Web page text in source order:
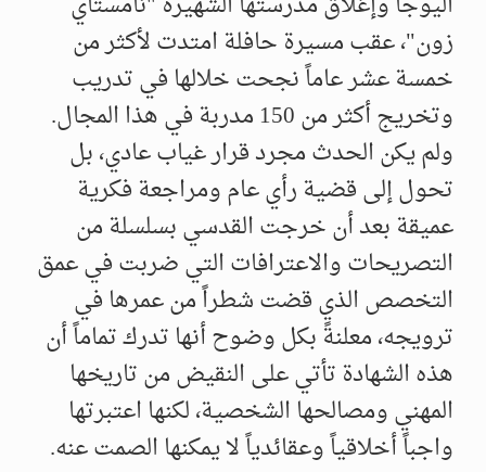
زون"، عقب مسيرة حافلة امتدت لأكثر من
خمسة عشر عاماً نجحت خلالها في تدريب
وتخريج أكثر من 150 مدربة في هذا المجال.
ولم يكن الحدث مجرد قرار غياب عادي، بل
تحول إلى قضية رأي عام ومراجعة فكرية
عميقة بعد أن خرجت القدسي بسلسلة من
التصريحات والاعترافات التي ضربت في عمق
التخصص الذي قضت شطراً من عمرها في
ترويجه، معلنةً بكل وضوح أنها تدرك تماماً أن
هذه الشهادة تأتي على النقيض من تاريخها
المهني ومصالحها الشخصية، لكنها اعتبرتها
واجباً أخلاقياً وعقائدياً لا يمكنها الصمت عنه.